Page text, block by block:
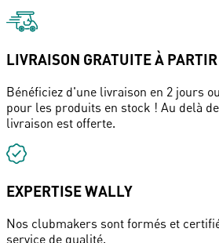
LIVRAISON GRATUITE À
Bénéficiez d'une livraison en 2 jours
pour les produits en stock ! Au delà
livraison est offerte.
EXPERTISE WALLY
Nos clubmakers sont formés et
service de qualité.